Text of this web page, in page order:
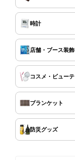
時計
店舗・ブース装飾
コスメ・ビュー
ブランケット
防災グッズ